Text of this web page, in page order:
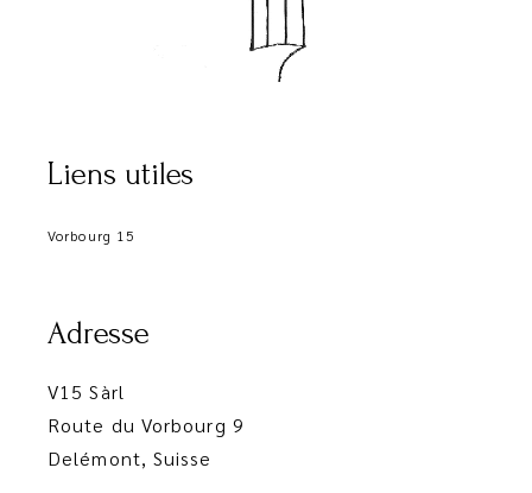
Liens utiles
Vorbourg 15
Adresse
V15 Sàrl
Route du Vorbourg 9
Delémont, Suisse